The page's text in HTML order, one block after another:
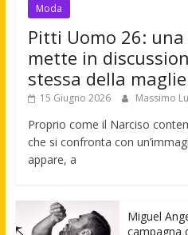
Moda
Pitti Uomo 26: una
mette in
stessa della
15 Giugno 2026 Massimo
Proprio come il Narciso
che si confronta con
appare, a
Miguel
campagna